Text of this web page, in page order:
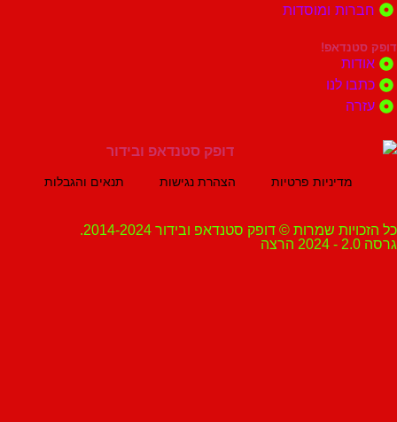
ומוסדות
לנו
מדיניות פרטיות הצהרת נגישות תנאים והגבלות
שמרות © דופק סטנדאפ ובידור 2014-2024.